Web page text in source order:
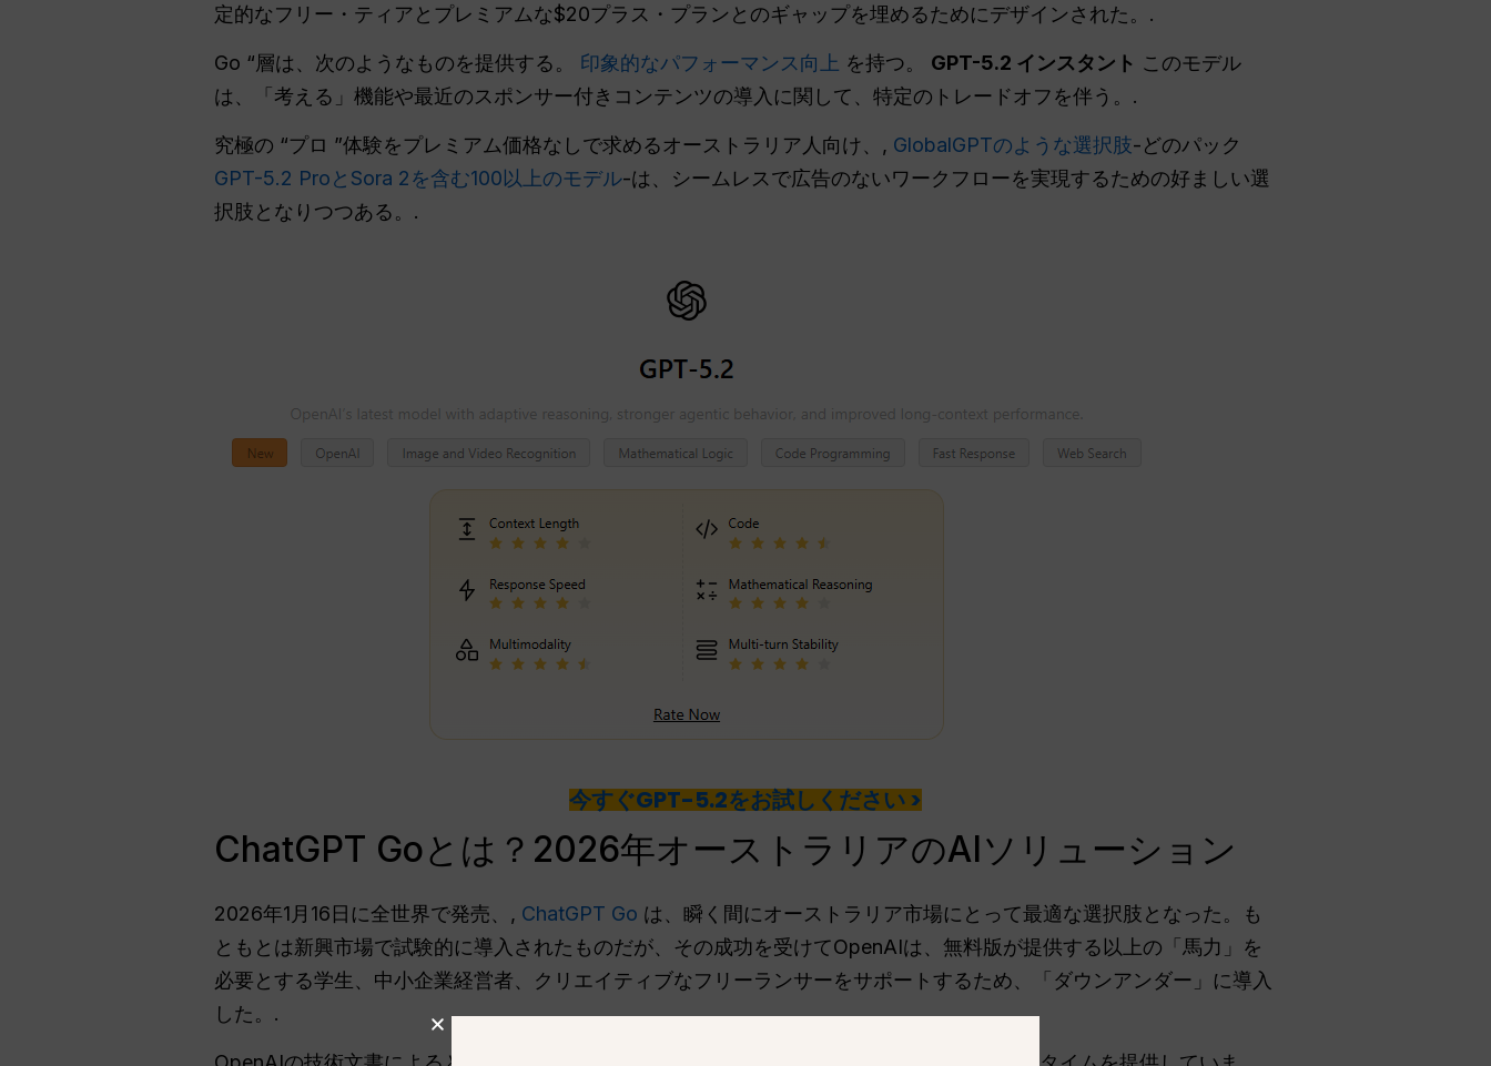
定的なフリー・ティアとプレミアムな$20プラス・プランとのギャップを埋めるためにデザインされた。.
Go “層は、次のようなものを提供する。 印象的なパフォーマンス向上 を持つ。 GPT-5.2 インスタント このモデル
は、「考える」機能や最近のスポンサー付きコンテンツの導入に関して、特定のトレードオフを伴う。.
究極の “プロ ”体験をプレミアム価格なしで求めるオーストラリア人向け、, GlobalGPTのような選択肢-どのパック
GPT-5.2 ProとSora 2を含む100以上のモデル-は、シームレスで広告のないワークフローを実現するための好ましい選
択肢となりつつある。.
今すぐGPT-5.2をお試しください >
ChatGPT Goとは？2026年オーストラリアのAIソリューション
2026年1月16日に全世界で発売、, ChatGPT Go は、瞬く間にオーストラリア市場にとって最適な選択肢となった。も
ともとは新興市場で試験的に導入されたものだが、その成功を受けてOpenAIは、無料版が提供する以上の「馬力」を
必要とする学生、中小企業経営者、クリエイティブなフリーランサーをサポートするため、「ダウンアンダー」に導入
した。.